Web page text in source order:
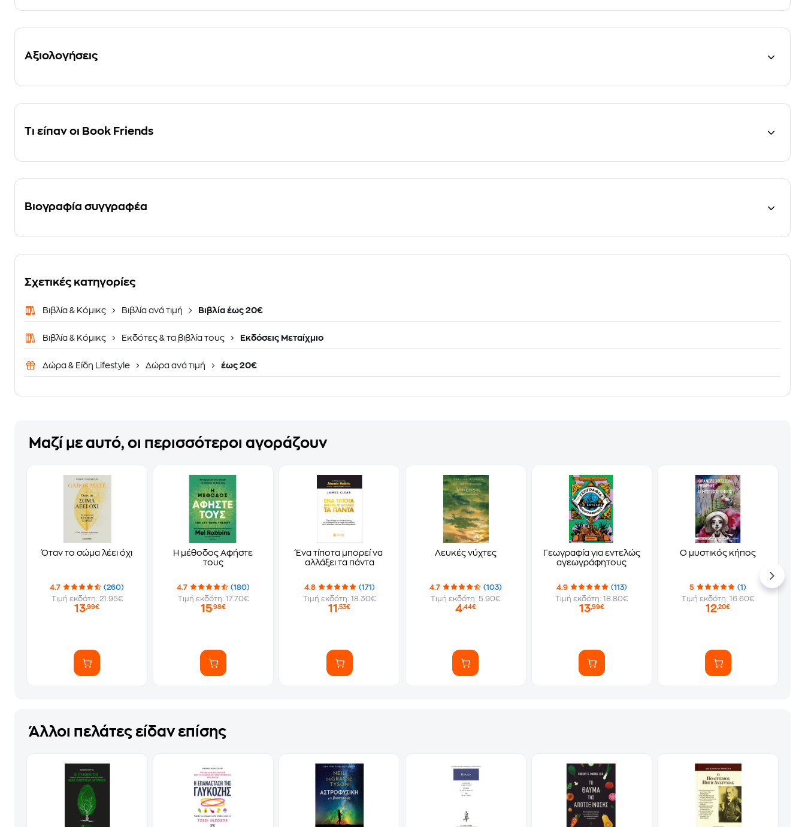
Αξιολογήσεις
Τι είπαν οι Book Friends
Βιογραφία συγγραφέα
Σχετικές κατηγορίες
Βιβλία & Κόμικς Βιβλία ανά τιμή Βιβλία έως 20€
Βιβλία & Κόμικς Εκδότες & τα βιβλία τους Εκδόσεις Μεταίχμιο
Δώρα & Είδη Lifestyle Δώρα ανά τιμή έως 20€
Μαζί με αυτό, οι περισσότεροι αγοράζουν
Όταν το σώμα λέει όχι
4.7
(260)
Τιμή εκδότη: 21.95€
13,99€
Η μέθοδος Αφήστε
τους
4.7
(180)
Τιμή εκδότη: 17.70€
15,98€
Ένα τίποτα μπορεί να
αλλάξει τα πάντα
4.8
(171)
Τιμή εκδότη: 18.30€
11,53€
Λευκές νύχτες
4.7
(103)
Τιμή εκδότη: 5.90€
4,44€
Γεωγραφία για εντελώς
αγεωγράφητους
4.9
(113)
Τιμή εκδότη: 18.80€
13,99€
Ο μυστικός κήπος
5
(1)
Τιμή εκδότη: 16.60€
12,20€
Άλλοι πελάτες είδαν επίσης